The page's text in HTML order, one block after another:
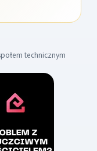
technicznym